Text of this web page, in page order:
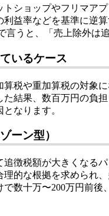
ショップやフリマア
益率などを基準に逆
うと、「売上除外は
いるケース
税や重加算税の対象
結果、数百万円の負
なります。
ーン型）
徴税額が大きくなる
的な根拠を求められ
数十万〜200万円前